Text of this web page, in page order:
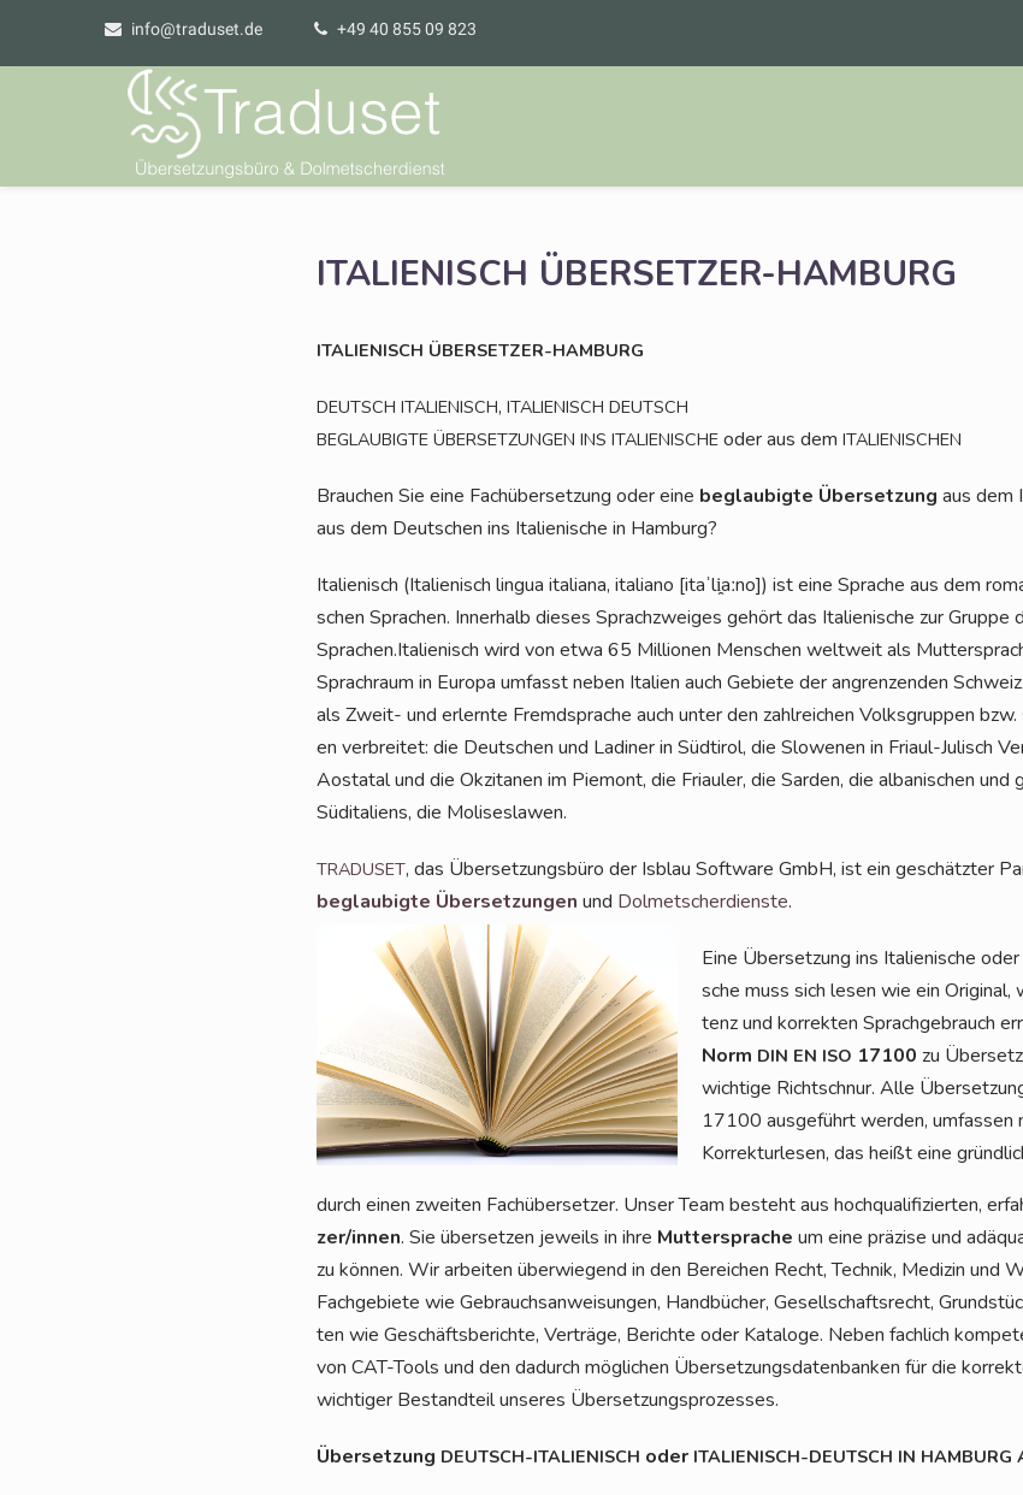
info@traduset.de +49 40 855 09 823
ITALIENISCH ÜBERSETZER-HAMBURG
ITALIENISCH ÜBERSETZER-HAMBURG
DEUTSCH ITALIENISCH, ITALIENISCH DEUTSCH
BEGLAUBIGTE ÜBERSETZUNGEN INS ITALIENISCHEoder aus dem ITALIENISCHEN
Brau­chen Sie eine Fach­über­set­zung oder eine beglau­big­te Über­set­zung aus dem
aus dem Deut­schen ins Ita­lie­ni­sche in Hamburg?
Ita­lie­nisch (Ita­lie­nisch lin­gua ita­lia­na, ita­lia­no [itaˈli̯aːno]) ist eine Spra­che aus dem
schen Spra­chen. Inner­halb die­ses Sprach­zwei­ges gehört das Ita­lie­ni­sche zur Grup­pe
Sprachen.Italienisch wird von etwa 65 Mil­lio­nen Men­schen welt­weit als
Sprach­raum in Euro­pa umfasst neben Ita­li­en auch Gebie­te der angren­zen­den
als Zweit- und erlern­te Fremd­spra­che auch unter den zahl­rei­chen Volks­grup­pen
en ver­brei­tet: die Deut­schen und Ladi­ner in Süd­ti­rol, die Slo­we­nen in Fri­aul-Julisch
Aos­ta­tal und die Okzit­a­nen im Pie­mont, die Fri­au­ler, die Sar­den, die alba­ni­schen und
Süd­ita­li­ens, die Moliseslawen.
TRADUSET, das Über­set­zungs­bü­ro der Isblau Soft­ware GmbH, ist ein geschätz­ter
beglau­big­te Über­set­zun­gen und Dol­met­scher­diens­te.
Eine Über­set­zung ins Ita­lie­ni­sche
sche muss sich lesen wie ein
tenz und kor­rek­ten Sprach­ge­brauch
Norm DIN EN ISO 17100 zu
wich­ti­ge Richt­schnur. Alle
17100 aus­ge­führt wer­den, umfas­sen
Kor­rek­tur­le­sen, das heißt eine
durch einen zwei­ten Fach­über­set­zer. Unser Team besteht aus hoch­qua­li­fi­zier­ten,
zer/in­nen. Sie über­set­zen jeweils in ihre Mut­ter­spra­che um eine prä­zi­se und
zu kön­nen. Wir arbei­ten über­wie­gend in den Berei­chen Recht, Tech­nik, Medi­zin und
Fach­ge­bie­te wie Gebrauchs­an­wei­sun­gen, Hand­bü­cher, Gesell­schafts­recht,
ten wie Geschäfts­be­rich­te, Ver­trä­ge, Berich­te oder Kata­lo­ge. Neben fach­lich
von CAT-Tools und den dadurch mög­li­chen Über­set­zungs­da­ten­ban­ken für die
wich­ti­ger Bestand­teil unse­res Übersetzungsprozesses.
Über­set­zung DEUTSCH-ITALIENISCH oder ITALIENISCH-DEUTSCH IN HAMBURG